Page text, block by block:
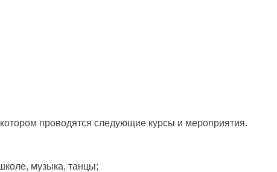
проводятся следующие курсы и мероприятия.
музыка, танцы;